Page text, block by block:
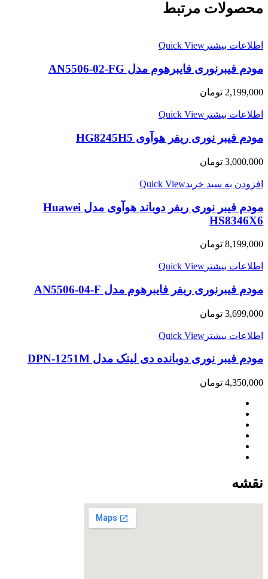
محصولات مرتبط
اطلاعات بیشتر Quick View
مودم فیبرنوری فایبرهوم مدل AN5506-02-FG
2,199,000 تومان
اطلاعات بیشتر Quick View
مودم فیبر نوری ریفر هوآوی HG8245H5
3,000,000 تومان
افزودن به سبد خریدQuick View
مودم فیبر نوری ریفر دوباند هوآوی مدل Huawei
HS8346X6
8,199,000 تومان
اطلاعات بیشتر Quick View
مودم فیبرنوری ریفر فایبرهوم مدل AN5506-04-F
3,699,000 تومان
اطلاعات بیشتر Quick View
مودم فیبر نوری دوبانده دی لینک مدل DPN-1251M
4,350,000 تومان
نقشه